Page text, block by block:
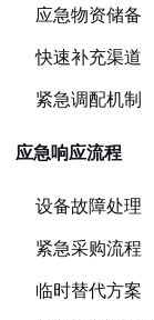
应急物资储备
快速补充渠道
紧急调配机制
应急响应流程
设备故障处理
紧急采购流程
临时替代方案